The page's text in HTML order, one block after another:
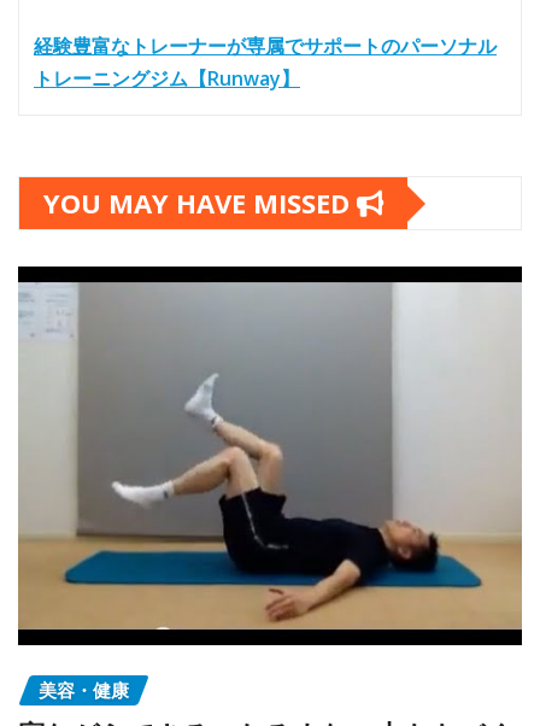
経験豊富なトレーナーが専属でサポートのパーソナル
トレーニングジム【Runway】
YOU MAY HAVE MISSED
美容・健康